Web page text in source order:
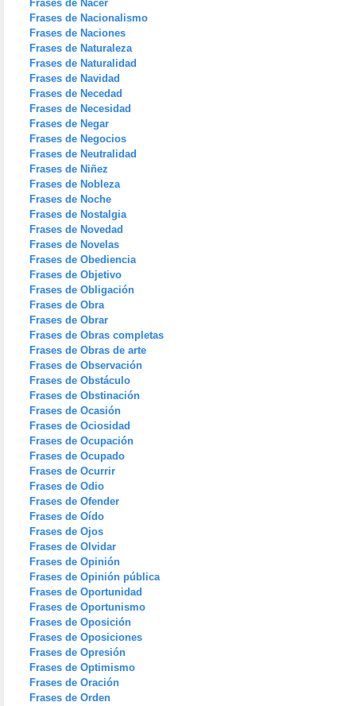
Frases de Nacer
Frases de Nacionalismo
Frases de Naciones
Frases de Naturaleza
Frases de Naturalidad
Frases de Navidad
Frases de Necedad
Frases de Necesidad
Frases de Negar
Frases de Negocios
Frases de Neutralidad
Frases de Niñez
Frases de Nobleza
Frases de Noche
Frases de Nostalgia
Frases de Novedad
Frases de Novelas
Frases de Obediencia
Frases de Objetivo
Frases de Obligación
Frases de Obra
Frases de Obrar
Frases de Obras completas
Frases de Obras de arte
Frases de Observación
Frases de Obstáculo
Frases de Obstinación
Frases de Ocasión
Frases de Ociosidad
Frases de Ocupación
Frases de Ocupado
Frases de Ocurrir
Frases de Odio
Frases de Ofender
Frases de Oído
Frases de Ojos
Frases de Olvidar
Frases de Opinión
Frases de Opinión pública
Frases de Oportunidad
Frases de Oportunismo
Frases de Oposición
Frases de Oposiciones
Frases de Opresión
Frases de Optimismo
Frases de Oración
Frases de Orden